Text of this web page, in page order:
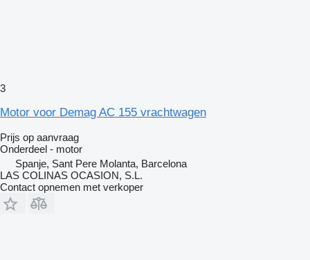
3
Motor voor Demag AC 155 vrachtwagen
Prijs op aanvraag
Onderdeel - motor
Spanje, Sant Pere Molanta, Barcelona
LAS COLINAS OCASION, S.L.
Contact opnemen met verkoper